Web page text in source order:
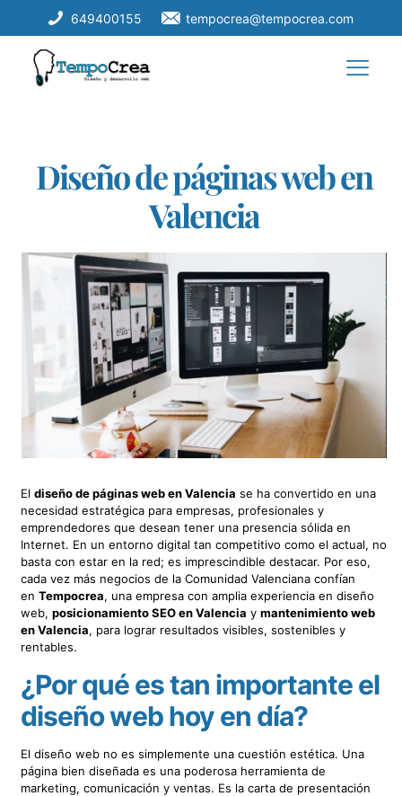
649400155 tempocrea@tempocrea.com
Diseño de páginas web en
Valencia
Eldiseño de páginas web en Valencia se ha convertido en una
necesidad estratégica para empresas, profesionales y
emprendedores que desean tener una presencia sólida en
Internet. En un entorno digital tan competitivo como el actual, no
basta con estar en la red; es imprescindible destacar. Por eso,
cada vez más negocios de la Comunidad Valenciana confían
enTempocrea, una empresa con amplia experiencia en diseño
web,posicionamiento SEO en Valencia ymantenimiento web
en Valencia, para lograr resultados visibles, sostenibles y
rentables.
¿Por qué es tan importante el
diseño web hoy en día?
El diseño web no es simplemente una cuestión estética. Una
página bien diseñada es una poderosa herramienta de
marketing, comunicación y ventas. Es la carta de presentación